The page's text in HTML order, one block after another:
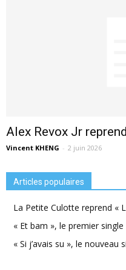
Alex Revox Jr
Vincent KHENG - 2 juin 2026
Articles populaires
La Petite Culotte reprend «
« Et bam », le premier
« Si j’avais su », le nouveau